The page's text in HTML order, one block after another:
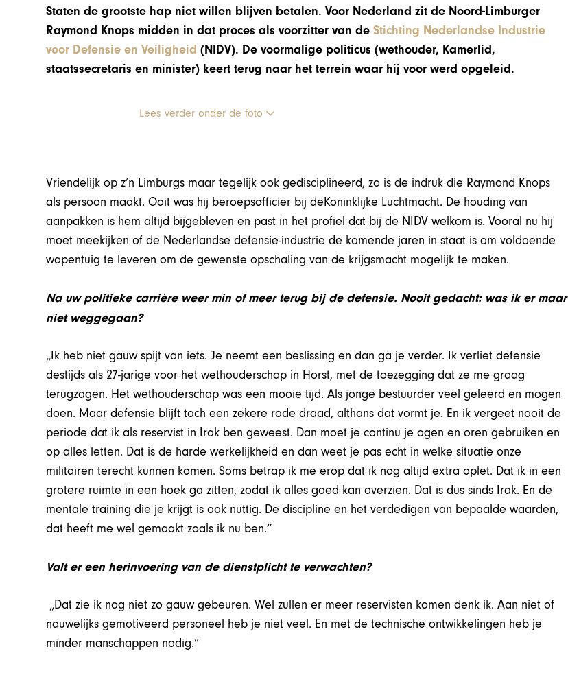
Staten de grootste hap niet willen blijven betalen. Voor Nederland zit de Noord-Limburger
Raymond Knops midden in dat proces als voorzitter van deStichting Nederlandse Industrie
voor Defensie en Veiligheid (NIDV). De voormalige politicus (wethouder, Kamerlid,
staatssecretaris en minister) keert terug naar het terrein waar hij voor werd opgeleid.
Lees verder onder de foto
Vriendelijk op z’n Limburgs maar tegelijk ook gedisciplineerd, zo is de indruk die Raymond Knops
als persoon maakt. Ooit was hij beroepsofficier bij deKoninklijke Luchtmacht. De houding van
aanpakken is hem altijd bijgebleven en past in het profiel dat bij de NIDV welkom is. Vooral nu hij
moet meekijken of de Nederlandse defensie-industrie de komende jaren in staat is om voldoende
wapentuig te leveren om de gewenste opschaling van de krijgsmacht mogelijk te maken.
Na uw politieke carrière weer min of meer terug bij de defensie. Nooit gedacht: was ik er maar
niet weggegaan?
„Ik heb niet gauw spijt van iets. Je neemt een beslissing en dan ga je verder. Ik verliet defensie
destijds als 27-jarige voor het wethouderschap in Horst, met de toezegging dat ze me graag
terugzagen. Het wethouderschap was een mooie tijd. Als jonge bestuurder veel geleerd en mogen
doen. Maar defensie blijft toch een zekere rode draad, althans dat vormt je. En ik vergeet nooit de
periode dat ik als reservist in Irak ben geweest. Dan moet je continu je ogen en oren gebruiken en
op alles letten. Dat is de harde werkelijkheid en dan weet je pas echt in welke situatie onze
militairen terecht kunnen komen. Soms betrap ik me erop dat ik nog altijd extra oplet. Dat ik in een
grotere ruimte in een hoek ga zitten, zodat ik alles goed kan overzien. Dat is dus sinds Irak. En de
mentale training die je krijgt is ook nuttig. De discipline en het verdedigen van bepaalde waarden,
dat heeft me wel gemaakt zoals ik nu ben.”
Valt er een herinvoering van de dienstplicht te verwachten?
„Dat zie ik nog niet zo gauw gebeuren. Wel zullen er meer reservisten komen denk ik. Aan niet of
nauwelijks gemotiveerd personeel heb je niet veel. En met de technische ontwikkelingen heb je
minder manschappen nodig.”